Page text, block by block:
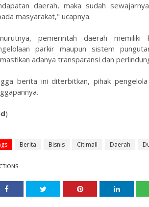
daerah, maka sudah
masyarakat," ucapnya.
pemerintah daerah memiliki
parkir maupun sistem
adanya transparansi dan
berita ini diterbitkan, pihak
)
Berita Bisnis Citimall Daerah